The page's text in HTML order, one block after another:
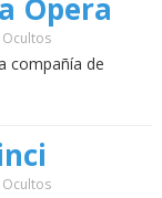
Ópera
compañía de